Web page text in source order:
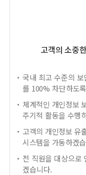
고객의 소중
국내 최고 수준의
를 100% 차단하도
체계적인 개인정보
주기적 활동을 수행
고객의 개인정보 유
시스템을 가동하겠
전 직원을 대상으로
겠습니다.